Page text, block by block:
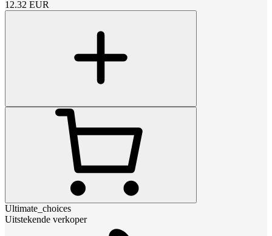
12.32 EUR
Ultimate_choices
Uitstekende verkoper